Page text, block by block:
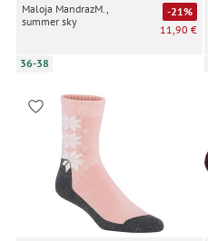
Maloja MandrazM.,
summer sky
-21%
11,90 €
36-38